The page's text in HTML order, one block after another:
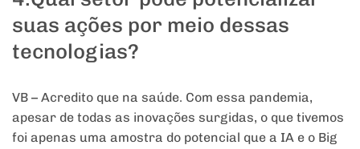
suas ações por meio dessas
tecnologias?
VB – Acredito que na saúde. Com essa pandemia,
apesar de todas as inovações surgidas, o que tivemos
foi apenas uma amostra do potencial que a IA e o Big